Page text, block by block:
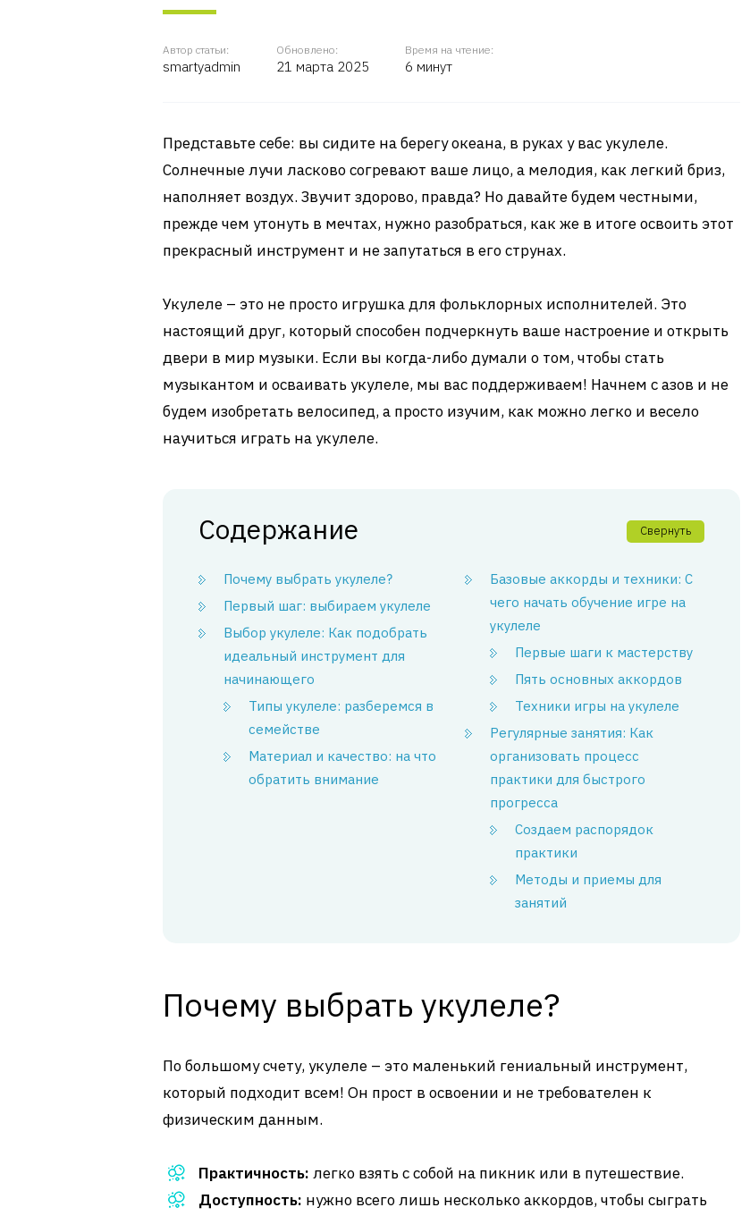
Автор статьи:
smartyadmin
Обновлено:
21 марта 2025
Время на чтение:
6 минут
Представьте себе: вы сидите на берегу океана, в руках у вас укулеле.
Солнечные лучи ласково согревают ваше лицо, а мелодия, как легкий бриз,
наполняет воздух. Звучит здорово, правда? Но давайте будем честными,
прежде чем утонуть в мечтах, нужно разобраться, как же в итоге освоить этот
прекрасный инструмент и не запутаться в его струнах.
Укулеле – это не просто игрушка для фольклорных исполнителей. Это
настоящий друг, который способен подчеркнуть ваше настроение и открыть
двери в мир музыки. Если вы когда-либо думали о том, чтобы стать
музыкантом и осваивать укулеле, мы вас поддерживаем! Начнем с азов и не
будем изобретать велосипед, а просто изучим, как можно легко и весело
научиться играть на укулеле.
Содержание Свернуть
Почему выбрать укулеле?
Первый шаг: выбираем укулеле
Выбор укулеле: Как подобрать
идеальный инструмент для
начинающего
Типы укулеле: разберемся в
семействе
Материал и качество: на что
обратить внимание
Базовые аккорды и техники: С
чего начать обучение игре на
укулеле
Первые шаги к мастерству
Пять основных аккордов
Техники игры на укулеле
Регулярные занятия: Как
организовать процесс
практики для быстрого
прогресса
Создаем распорядок
практики
Методы и приемы для
занятий
Почему выбрать укулеле?
По большому счету, укулеле – это маленький гениальный инструмент,
который подходит всем! Он прост в освоении и не требователен к
физическим данным.
Практичность: легко взять с собой на пикник или в путешествие.
Доступность: нужно всего лишь несколько аккордов, чтобы сыграть